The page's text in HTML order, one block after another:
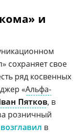
и
сохраняет свое
ряд косвенных
«Альфа-
Пятков, в
розничный
возглавил в